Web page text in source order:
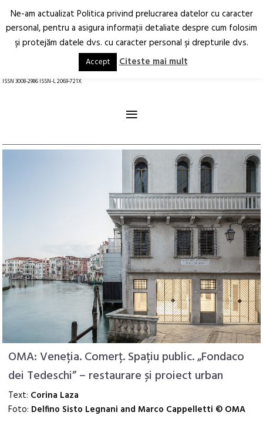
Arhitectură.
Oraș.
RO EN
ISSN 3008-2986 ISSN-L 2069-721X
≡
OMA: Veneția. Comerț. Spațiu public. „Fondaco
dei Tedeschi” – restaurare și proiect urban
Text: Corina Laza
Foto: Delfino Sisto Legnani and Marco Cappelletti © OMA
Ne-am actualizat Politica privind prelucrarea datelor cu caracter
personal, pentru a asigura informaţii detaliate despre cum folosim
şi protejăm datele dvs. cu caracter personal şi drepturile dvs.
Accept Citeste mai mult